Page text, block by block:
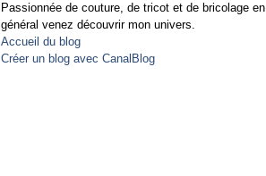
Passionnée de couture, de tricot et de bricolage en
général venez découvrir mon univers.
Accueil du blog
Créer un blog avec CanalBlog